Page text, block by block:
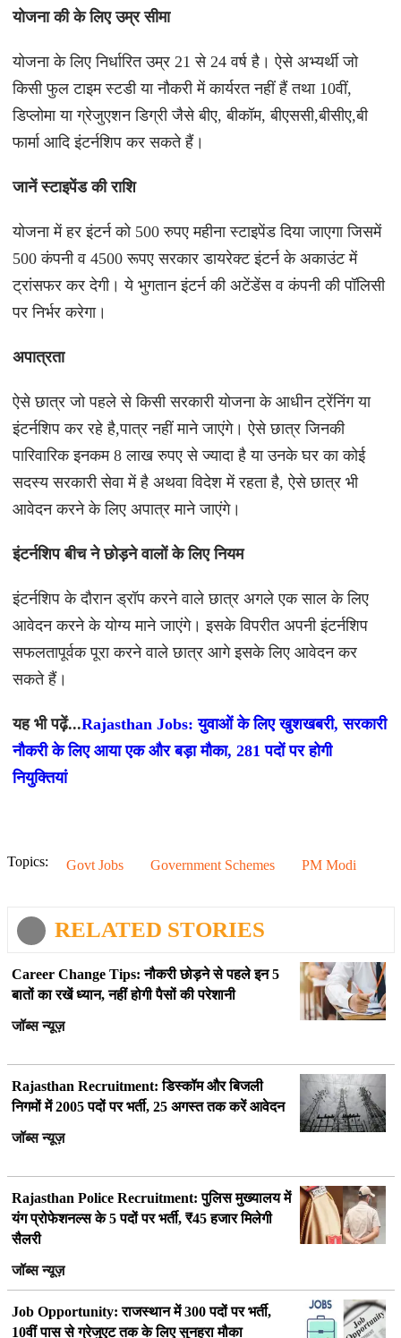
योजना की के लिए उम्र सीमा
योजना के लिए निर्धारित उम्र 21 से 24 वर्ष है। ऐसे अभ्यर्थी जो
किसी फुल टाइम स्टडी या नौकरी में कार्यरत नहीं हैं तथा 10वीं,
डिप्लोमा या ग्रेजुएशन डिग्री जैसे बीए, बीकॉम, बीएससी,बीसीए,बी
फार्मा आदि इंटर्नशिप कर सकते हैं।
जानें स्टाइपेंड की राशि
योजना में हर इंटर्न को 500 रुपए महीना स्टाइपेंड दिया जाएगा जिसमें
500 कंपनी व 4500 रूपए सरकार डायरेक्ट इंटर्न के अकाउंट में
ट्रांसफर कर देगी। ये भुगतान इंटर्न की अटेंडेंस व कंपनी की पॉलिसी
पर निर्भर करेगा।
अपात्रता
ऐसे छात्र जो पहले से किसी सरकारी योजना के आधीन ट्रेंनिंग या
इंटर्नशिप कर रहे है,पात्र नहीं माने जाएंगे। ऐसे छात्र जिनकी
पारिवारिक इनकम 8 लाख रुपए से ज्यादा है या उनके घर का कोई
सदस्य सरकारी सेवा में है अथवा विदेश में रहता है, ऐसे छात्र भी
आवेदन करने के लिए अपात्र माने जाएंगे।
इंटर्नशिप बीच ने छोड़ने वालों के लिए नियम
इंटर्नशिप के दौरान ड्रॉप करने वाले छात्र अगले एक साल के लिए
आवेदन करने के योग्य माने जाएंगे। इसके विपरीत अपनी इंटर्नशिप
सफलतापूर्वक पूरा करने वाले छात्र आगे इसके लिए आवेदन कर
सकते हैं।
यह भी पढ़ें...Rajasthan Jobs: युवाओं के लिए खुशखबरी, सरकारी
नौकरी के लिए आया एक और बड़ा मौका, 281 पदों पर होगी
नियुक्तियां
Topics: Govt Jobs Government Schemes PM Modi
RELATED STORIES
Career Change Tips: नौकरी छोड़ने से पहले इन 5
बातों का रखें ध्यान, नहीं होगी पैसों की परेशानी
जॉब्स न्यूज़
Rajasthan Recruitment: डिस्कॉम और बिजली
निगमों में 2005 पदों पर भर्ती, 25 अगस्त तक करें आवेदन
जॉब्स न्यूज़
Rajasthan Police Recruitment: पुलिस मुख्यालय में
यंग प्रोफेशनल्स के 5 पदों पर भर्ती, ₹45 हजार मिलेगी
सैलरी
जॉब्स न्यूज़
Job Opportunity: राजस्थान में 300 पदों पर भर्ती,
10वीं पास से ग्रेजुएट तक के लिए सुनहरा मौका